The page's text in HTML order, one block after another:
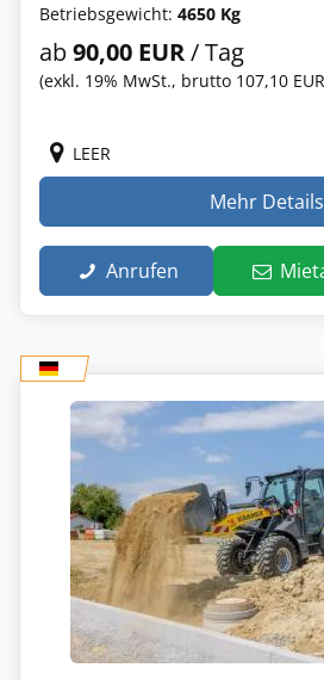
Betriebsgewicht: 4650 Kg
ab90,00 EUR/ Tag
(exkl. 19% MwSt., brutto 107,10
LEER
Mehr Details
Anrufen